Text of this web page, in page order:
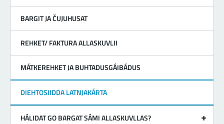
BARGIT JA ČUJUHUSAT
REHKET/ FAKTURA ALLASKUVLII
MÁTKEREHKET JA BUHTADUSGÁIBÁDUS
DIEHTOSIIDDA LATNJAKÁRTA
HÁLIDAT GO BARGAT SÁMI ALLASKUVLLAS?